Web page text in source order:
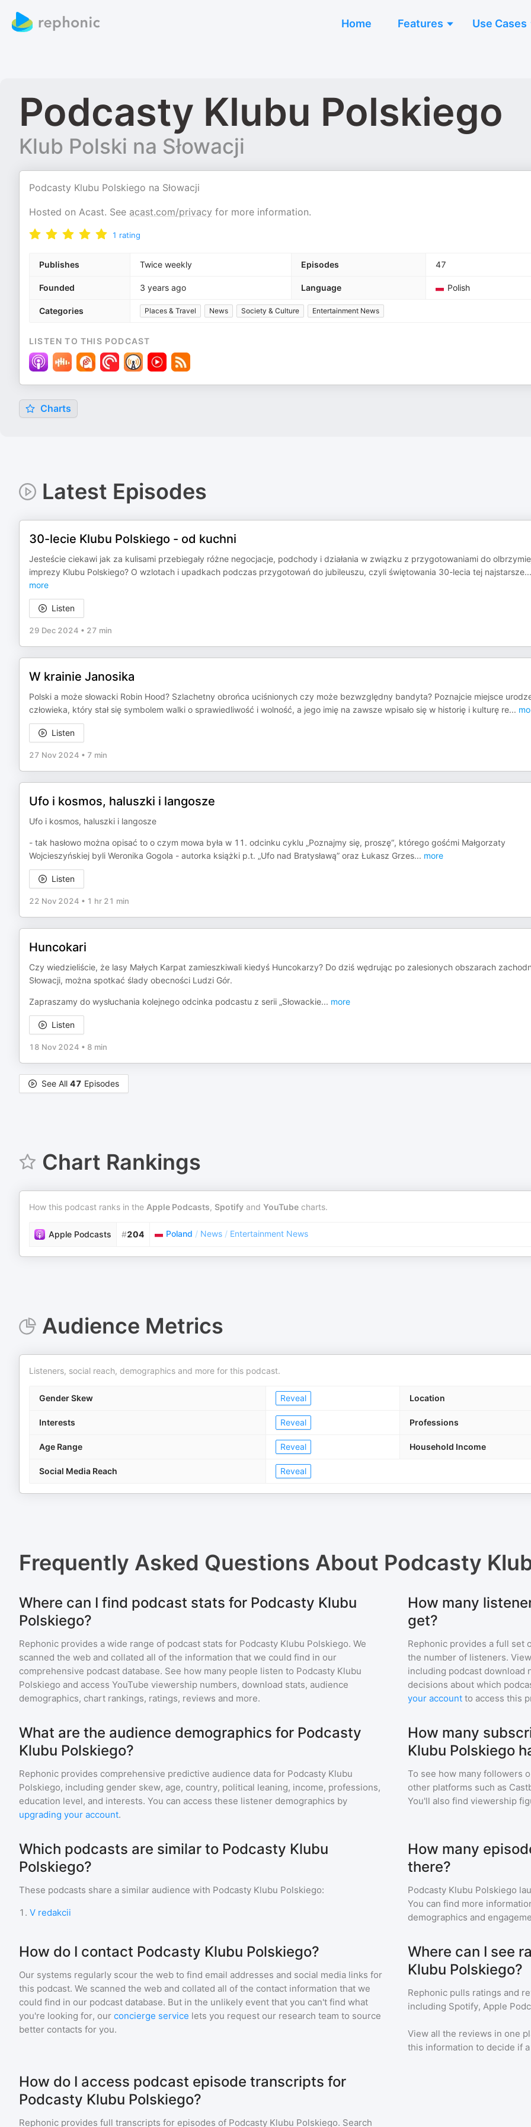
Home Features Use Cases
Podcasty Klubu Polskiego
Klub Polski na Słowacji
Podcasty Klubu Polskiego na Słowacji
Hosted on Acast. See acast.com/privacy for more information.
1 rating
Publishes Twice weekly Episodes 47
Founded 3 years ago Language Polish
Categories Places & Travel News Society & Culture Entertainment News
LISTEN TO THIS PODCAST
Charts
Latest Episodes
30-lecie Klubu Polskiego - od kuchni
Jesteście ciekawi jak za kulisami przebiegały różne negocjacje, podchody i działania w związku z przygotowaniami do
imprezy Klubu Polskiego? O wzlotach i upadkach podczas przygotowań do jubileuszu, czyli świętowania 30-lecia tej najstarsze...
more
Listen
29 Dec 2024 • 27 min
W krainie Janosika
Polski a może słowacki Robin Hood? Szlachetny obrońca uciśnionych czy może bezwzględny bandyta? Poznajcie miejsce
człowieka, który stał się symbolem walki o sprawiedliwość i wolność, a jego imię na zawsze wpisało się w historię i kulturę re...
Listen
27 Nov 2024 • 7 min
Ufo i kosmos, haluszki i langosze
Ufo i kosmos, haluszki i langosze
- tak hasłowo można opisać to o czym mowa była w 11. odcinku cyklu „Poznajmy się, proszę“, którego gośćmi Małgorzaty
Wojcieszyńskiej byli Weronika Gogola - autorka książki p.t. „Ufo nad Bratysławą” oraz Łukasz Grzes... more
Listen
22 Nov 2024 • 1 hr 21 min
Huncokari
Czy wiedzieliście, że lasy Małych Karpat zamieszkiwali kiedyś Huncokarzy? Do dziś wędrując po zalesionych obszarach
Słowacji, można spotkać ślady obecności Ludzi Gór.
Zapraszamy do wysłuchania kolejnego odcinka podcastu z serii „Słowackie... more
Listen
18 Nov 2024 • 8 min
See All 47 Episodes
Chart Rankings
How this podcast ranks in the Apple Podcasts, Spotify and YouTube charts.
Apple Podcasts #204 Poland / News / Entertainment News
Audience Metrics
Listeners, social reach, demographics and more for this podcast.
Gender Skew Reveal Location
Interests Reveal Professions
Age Range Reveal Household Income
Social Media Reach Reveal
Frequently Asked Questions About Podcasty
Where can I find podcast stats for Podcasty Klubu
Polskiego?
Rephonic provides a wide range of podcast stats for Podcasty Klubu Polskiego. We
scanned the web and collated all of the information that we could find in our
comprehensive podcast database. See how many people listen to Podcasty Klubu
Polskiego and access YouTube viewership numbers, download stats, audience
demographics, chart rankings, ratings, reviews and more.
How many
get?
Rephonic provides a full set
the number of listeners.
including podcast download
decisions about which
your account to access this
What are the audience demographics for Podcasty
Klubu Polskiego?
Rephonic provides comprehensive predictive audience data for Podcasty Klubu
Polskiego, including gender skew, age, country, political leaning, income, professions,
education level, and interests. You can access these listener demographics by
upgrading your account.
How many
Klubu Polskiego
To see how many followers
other platforms such as
You'll also find viewership
Which podcasts are similar to Podcasty Klubu
Polskiego?
These podcasts share a similar audience with Podcasty Klubu Polskiego:
1 . V redakcii
How many
there?
Podcasty Klubu Polskiego
You can find more
demographics and
How do I contact Podcasty Klubu Polskiego?
Our systems regularly scour the web to find email addresses and social media links for
this podcast. We scanned the web and collated all of the contact information that we
could find in our podcast database. But in the unlikely event that you can't find what
you're looking for, our concierge service lets you request our research team to source
better contacts for you.
Where can I see
Klubu Polskiego?
Rephonic pulls ratings and
including Spotify, Apple
View all the reviews in one
this information to decide if
How do I access podcast episode transcripts for
Podcasty Klubu Polskiego?
Rephonic provides full transcripts for episodes of Podcasty Klubu Polskiego. Search